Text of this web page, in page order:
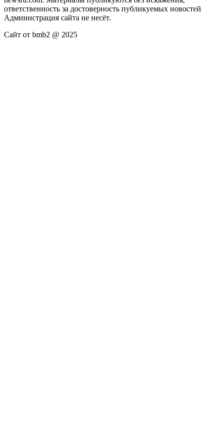
ответственность за достоверность публикуемых новостей
Администрация сайта не несёт.
Сайт от bmb2 @ 2025